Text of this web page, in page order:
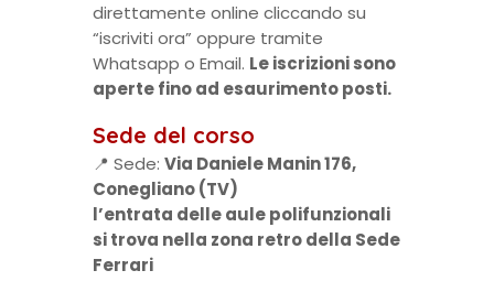
direttamente online cliccando su
“iscriviti ora” oppure tramite
Whatsapp o Email. Le iscrizioni sono
aperte fino ad esaurimento posti.
Sede del corso
📍 Sede: Via Daniele Manin 176,
Conegliano (TV)
l’entrata delle aule polifunzionali
si trova nella zona retro della Sede
Ferrari